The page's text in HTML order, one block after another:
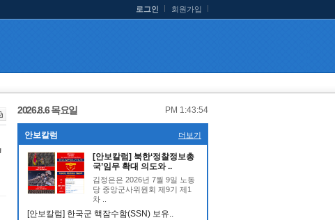
로그인 회원가입
2026.8.6 목요일 PM 1:43:54
안보칼럼 더보기
[안보칼럼] 북한‘정찰정보총
국’임무 확대 의도와 ..
김정은은 2026년 7월 9일 노동
당 중앙군사위원회 제9기 제1
차 ..
[안보칼럼] 한국군 핵잠수함(SSN) 보유..